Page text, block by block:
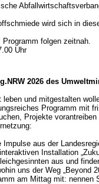
wird sich in
folgen zeitnah.
Uhr
2026 des
und mitgestalten
Programm mit
Projekte
Impulse aus der
Installation
aus und
uns der Weg „Beyond
am Mittag mit: